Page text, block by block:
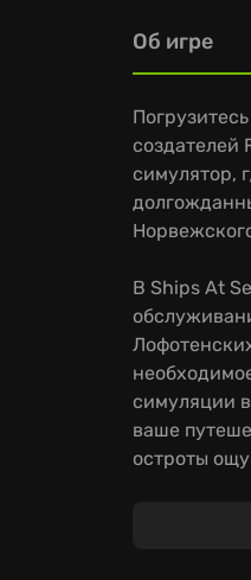
Об игре
создателей
симулятор,
В Ships At
симуляции
ваше
остроты